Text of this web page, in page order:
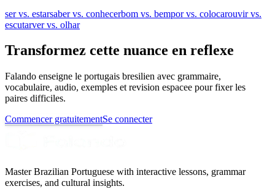
ser vs. estarsaber vs. conhecerbom vs. bempor vs. colocarouvir vs.
escutarver vs. olhar
Transformez cette nuance en reflexe
Falando enseigne le portugais bresilien avec grammaire,
vocabulaire, audio, exemples et revision espacee pour fixer les
paires difficiles.
Commencer gratuitementSe connecter
Master Brazilian Portuguese with interactive lessons, grammar
exercises, and cultural insights.